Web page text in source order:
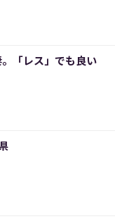
「レス」でも良い